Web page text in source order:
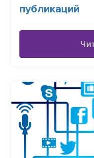
публикаций